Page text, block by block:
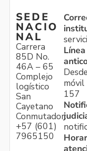
SEDE
NACIO
NAL
Carrera
85D No.
46A – 65
Complejo
logístico
San
Cayetano
Conmutador:
+57 (601)
7965150
Línea
Desde
móvil
157